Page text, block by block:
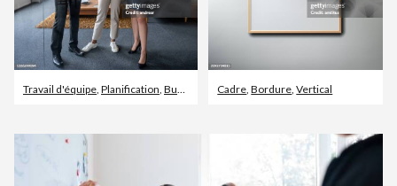
Travail d'équipe, Planification, Bureau - Lieu de travail Cadre,Bordure,Vertical